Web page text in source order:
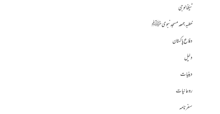
ٹیکنالوجی
خطبہ جمعہ مسجد نبوی ﷺ
دفاع پاکستان
دلیل
دینیات
روحانیات
سفرنامہ